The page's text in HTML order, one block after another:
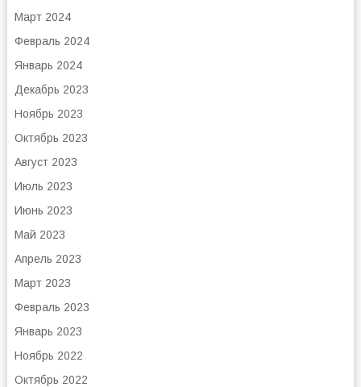
Март 2024
Февраль 2024
Январь 2024
Декабрь 2023
Ноябрь 2023
Октябрь 2023
Август 2023
Июль 2023
Июнь 2023
Май 2023
Апрель 2023
Март 2023
Февраль 2023
Январь 2023
Ноябрь 2022
Октябрь 2022